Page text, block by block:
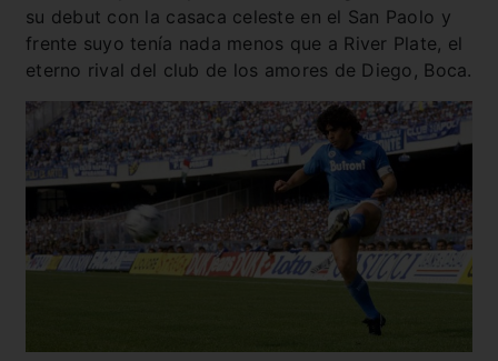
su debut con la casaca celeste en el San Paolo y
frente suyo tenía nada menos que a River Plate, el
eterno rival del club de los amores de Diego, Boca.